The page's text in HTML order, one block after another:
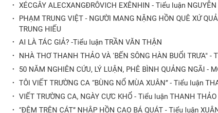
· XÉCGÂY ALECXANGĐRÔVICH EXÊNHIN - Tiểu luận
·
PHẠM TRUNG VIỆT - NGƯỜI MANG NẶNG HỒN QUÊ XỨ
TRUNG HIẾU
· AI LÀ TÁC GIẢ? -Tiểu luận TRẦN VĂN THẬN
· NHÀ THƠ THANH THẢO VÀ 'BẾN SÔNG HÀN BUỔI TRƯA" -
· 50 NĂM NGHIÊN CỨU, LÝ LUẬN, PHÊ BÌNH QUẢNG NGÃI -
· TÔI VIẾT TRƯỜNG CA “BÙNG NỔ MÙA XUÂN” - Tiểu luận
· VIẾT TRƯỜNG CA, NGÀY CỰC KHỔ - Tiểu luận THANH THẢO
· “ĐÊM TRÊN CÁT” NHẬP HỒN CAO BÁ QUÁT - Tiểu luận